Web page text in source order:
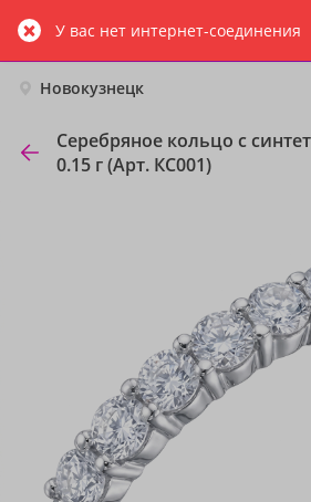
Новокузнецк
Серебряное кольцо с
0.15 г (Арт. КС001)
У вас нет интернет-соединения